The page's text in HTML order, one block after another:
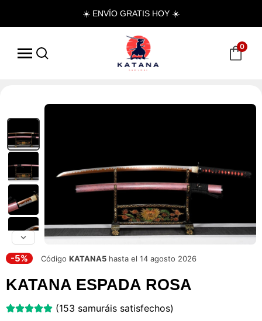
☀️ ENVÍO GRATIS HOY ☀️
0
-5% Código KATANA5 hasta el 14 agosto 2026
KATANA ESPADA ROSA
(153 samuráis satisfechos)